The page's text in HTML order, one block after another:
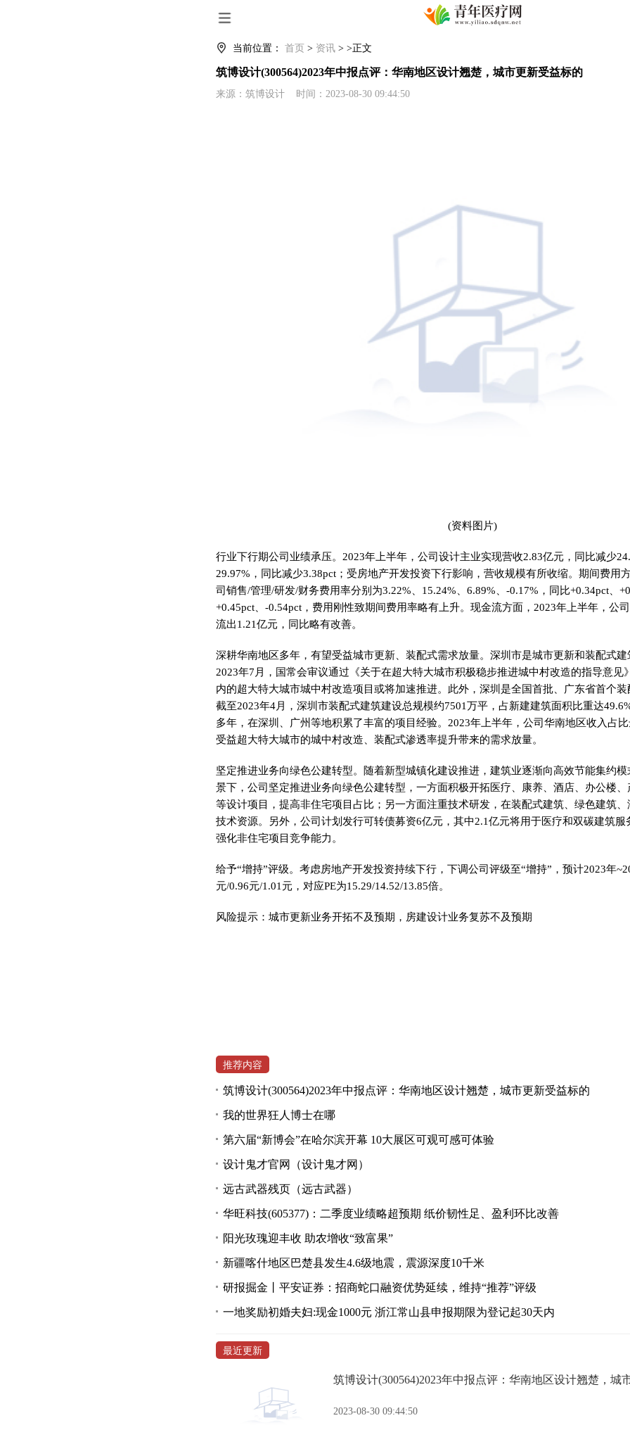
当前位置： 首页 > 资讯 > >正文
筑博设计(300564)2023年中报点评：华南地区设计翘楚，城市更新受益标的
来源：筑博设计 时间：2023-08-30 09:44:50
(资料图片)
行业下行期公司业绩承压。2023年上半年，公司设计主业实现营收2.83亿元，同比减少
29.97%，同比减少3.38pct；受房地产开发投资下行影响，营收规模有所收缩。期间费用
司销售/管理/研发/财务费用率分别为3.22%、15.24%、6.89%、-0.17%，同比+0.34pct、
+0.45pct、-0.54pct，费用刚性致期间费用率略有上升。现金流方面，2023年上半年，公
流出1.21亿元，同比略有改善。
深耕华南地区多年，有望受益城市更新、装配式需求放量。深圳市是城市更新和装配式
2023年7月，国常会审议通过《关于在超大特大城市积极稳步推进城中村改造的指导意见
内的超大特大城市城中村改造项目或将加速推进。此外，深圳是全国首批、广东省首个
截至2023年4月，深圳市装配式建筑建设总规模约7501万平，占新建建筑面积比重达
多年，在深圳、广州等地积累了丰富的项目经验。2023年上半年，公司华南地区收入占
受益超大特大城市的城中村改造、装配式渗透率提升带来的需求放量。
坚定推进业务向绿色公建转型。随着新型城镇化建设推进，建筑业逐渐向高效节能集约
景下，公司坚定推进业务向绿色公建转型，一方面积极开拓医疗、康养、酒店、办公楼
等设计项目，提高非住宅项目占比；另一方面注重技术研发，在装配式建筑、绿色建筑
技术资源。另外，公司计划发行可转债募资6亿元，其中2.1亿元将用于医疗和双碳建筑服
强化非住宅项目竞争能力。
给予“增持”评级。考虑房地产开发投资持续下行，下调公司评级至“增持”，预计2023年
元/0.96元/1.01元，对应PE为15.29/14.52/13.85倍。
风险提示：城市更新业务开拓不及预期，房建设计业务复苏不及预期
推荐内容
筑博设计(300564)2023年中报点评：华南地区设计翘楚，城市更新受益标的
我的世界狂人博士在哪
第六届“新博会”在哈尔滨开幕 10大展区可观可感可体验
设计鬼才官网（设计鬼才网）
远古武器残页（远古武器）
华旺科技(605377)：二季度业绩略超预期 纸价韧性足、盈利环比改善
阳光玫瑰迎丰收 助农增收“致富果”
新疆喀什地区巴楚县发生4.6级地震，震源深度10千米
研报掘金丨平安证券：招商蛇口融资优势延续，维持“推荐”评级
一地奖励初婚夫妇:现金1000元 浙江常山县申报期限为登记起30天内
最近更新
筑博设计(300564)2023年中报点评：华南地区设计翘楚，城
2023-08-30 09:44:50